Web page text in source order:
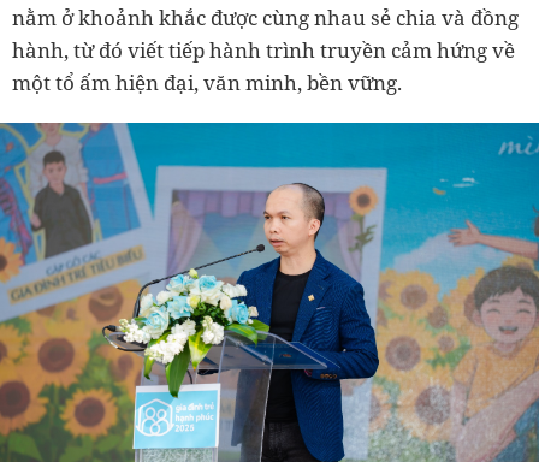
nằm ở khoảnh khắc được cùng nhau sẻ chia và đồng
hành, từ đó viết tiếp hành trình truyền cảm hứng về
một tổ ấm hiện đại, văn minh, bền vững.